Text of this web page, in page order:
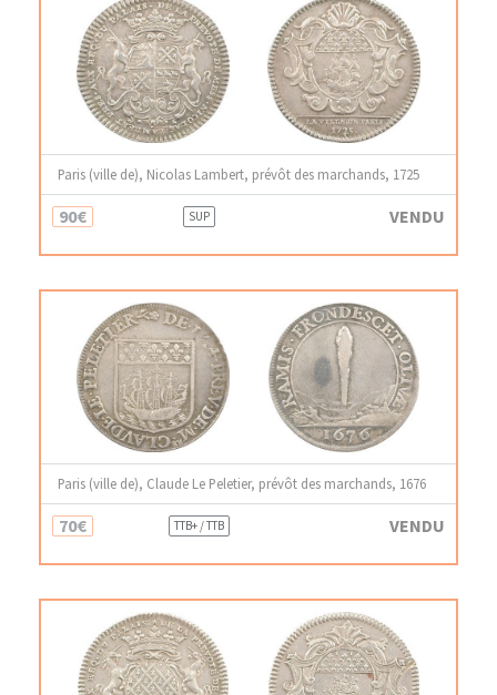
Paris (ville de), Nicolas Lambert, prévôt des marchands, 1725
90€ SUP VENDU
Paris (ville de), Claude Le Peletier, prévôt des marchands, 1676
70€ TTB+ / TTB VENDU